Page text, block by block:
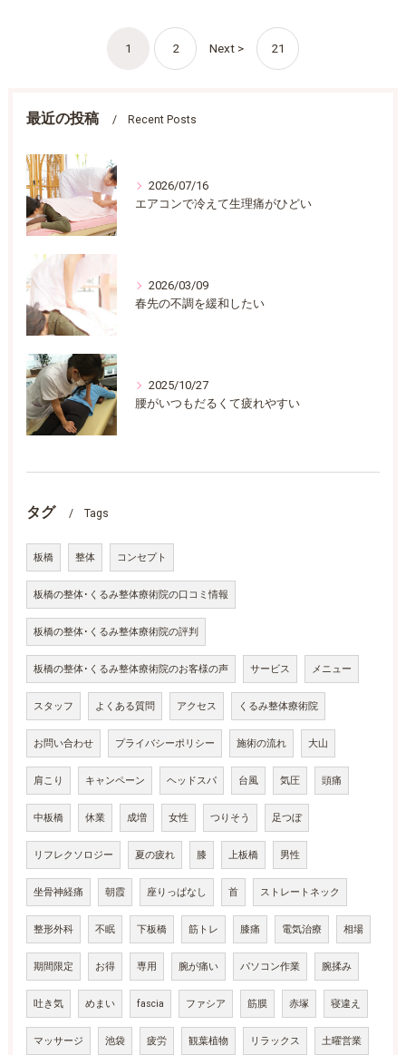
1 2 Next > 21
最近の投稿 Recent Posts
2026/07/16
エアコンで冷えて生理痛がひどい
2026/03/09
春先の不調を緩和したい
2025/10/27
腰がいつもだるくて疲れやすい
タグ Tags
板橋 整体 コンセプト
板橋の整体･くるみ整体療術院の口コミ情報
板橋の整体･くるみ整体療術院の評判
板橋の整体･くるみ整体療術院のお客様の声 サービス メニュー
スタッフ よくある質問 アクセス くるみ整体療術院
お問い合わせ プライバシーポリシー 施術の流れ 大山
肩こり キャンペーン ヘッドスパ 台風 気圧 頭痛
中板橋 休業 成増 女性 つりそう 足つぼ
リフレクソロジー 夏の疲れ 膝 上板橋 男性
坐骨神経痛 朝霞 座りっぱなし 首 ストレートネック
整形外科 不眠 下板橋 筋トレ 膝痛 電気治療 相場
期間限定 お得 専用 腕が痛い パソコン作業 腕揉み
吐き気 めまい fascia ファシア 筋膜 赤塚 寝違え
マッサージ 池袋 疲労 観葉植物 リラックス 土曜営業